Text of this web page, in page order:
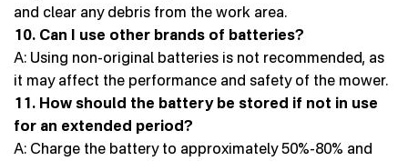
and clear any debris from the work area.
10. Can I use other brands of batteries?
A: Using non-original batteries is not recommended, as
it may affect the performance and safety of the mower.
11. How should the battery be stored if not in use
for an extended period?
A: Charge the battery to approximately 50%-80% and